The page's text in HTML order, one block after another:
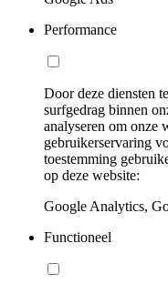
Performance
Door deze diensten
surfgedrag binnen
analyseren om onze
gebruikerservaring
toestemming
op deze website:
Google Analytics,
Functioneel